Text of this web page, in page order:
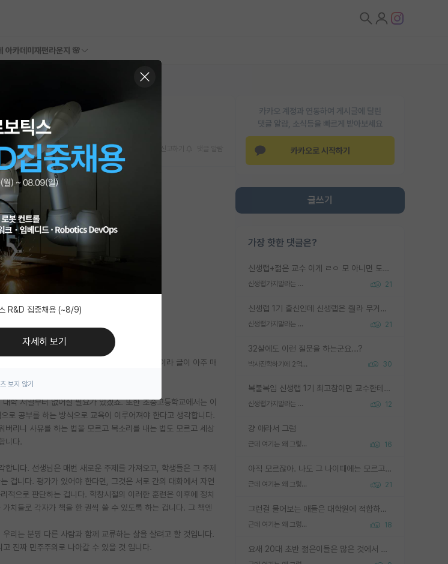
아카데미 재팬라운지 🌸
카카오 계정과 연동하여 게시글에 달린
댓글 알람, 소식등을 빠르게 받아보세요
카카오로 시작하기
글쓰기
가장 핫한 댓글은?
신생랩+젊은 교수 이게 ㄹㅇ 모 아니면 도인듯.
신생랩가지말라는 이유가 있었구나 21
신생랩 1기 출신인데 신생랩은 줠라 무거운 바벨 같은거임. 들면 대박인데 못들면 깔려 죽음. 아무도 알려주지 않는 환경에서 자생해야하지만, 일단 살아남았다면 그 어떤 사람보다 악착같고 생존력 높은 사람으로 거듭날 수 있음
신생랩가지말라는 이유가 있었구나 21
32살에도 이런 질문을 하는군요...?
박사진학하기에 2억은 괜찮은 (?) 정도의 경제력인가요 30
복불복임 신생랩 1기 최고참이면 교수한테 직접 지도받는 시간이 매우 많음 제대로 된 교수라면 말이지 그게 아니라면 그냥 넌 해방 불가능한 노예 1호에 감점쓰레기통이 되는거고
신생랩가지말라는 이유가 있었구나 12
걍 애라서 그럼
근데 여기는 왜 그렇게 SPK를 물어보는거임? 16
아직 모르잖아. 나도 그 나이때에는 모르고 평가 받고 안심하고 싶었어.
근데 여기는 왜 그렇게 SPK를 물어보는거임? 21
그런걸 물어보는 애들은 대학원에 적합하지 않다
근데 여기는 왜 그렇게 SPK를 물어보는거임? 18
요새 20대 초반 젊은이들은 많은 것에서 가성비를 따지더라고요. 내가 이 정도 인풋을 넣었을 때 그만큼 아웃풋이 나올 것인가? 사실 아웃풋이 인풋 대비 리니어하게 나오지 않는 영역을 시도하기 싫어한다는 느낌입니다.
이 궁금하여 글을 올려봅니다. 아직 초안 수준이라 글이 아주 매
학 서열부터 없어질 필요가 있겠죠. 또한 초중고등학교에서는 이
로 공부를 하는 방식으로 교육이 이루어져야 한다고 생각합니다.
리니 사유를 하는 법을 모르고 목소리를 내는 법도 모르고 세상
니다.
니다. 선생님은 매번 새로운 주제를 가져오고, 학생들은 그 주제
겁니다. 평가가 있어야 한다면, 그것은 서로 간의 대화에서 자연
적으로 판단하는 겁니다. 학창시절의 이러한 훈련은 이후에 정치
치들로 각자가 책을 한 권씩 쓸 수 있도록 하는 겁니다. 그 책엔
리는 분명 다른 사람과 함께 교류하는 삶을 살려고 할 것입니다.
진짜 민주주의로 나아갈 수 있을 것 입니다.
R&D 집중채용 (~8/9)
자세히 보기
보지 않기